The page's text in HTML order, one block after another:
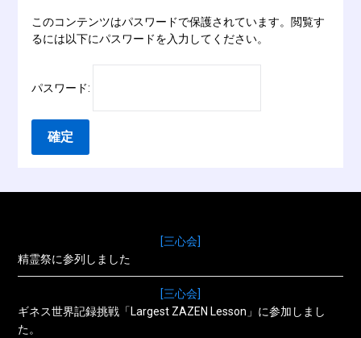
このコンテンツはパスワードで保護されています。閲覧す
るには以下にパスワードを入力してください。
パスワード:
[三心会]
精霊祭に参列しました
[三心会]
ギネス世界記録挑戦「Largest ZAZEN Lesson」に参加しまし
た。